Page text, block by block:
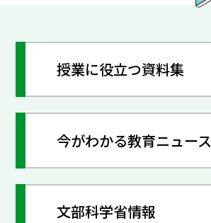
授業に役立つ資料集
今がわかる教育ニュース
文部科学省情報